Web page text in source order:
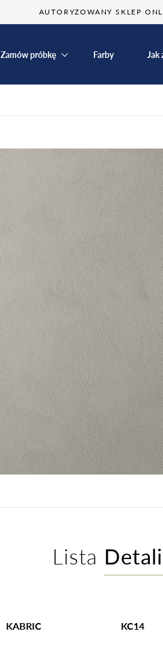
AUTORYZOWANY SKLEP
Zamów próbkę Farby Jak
Lista
KABRIC KC14